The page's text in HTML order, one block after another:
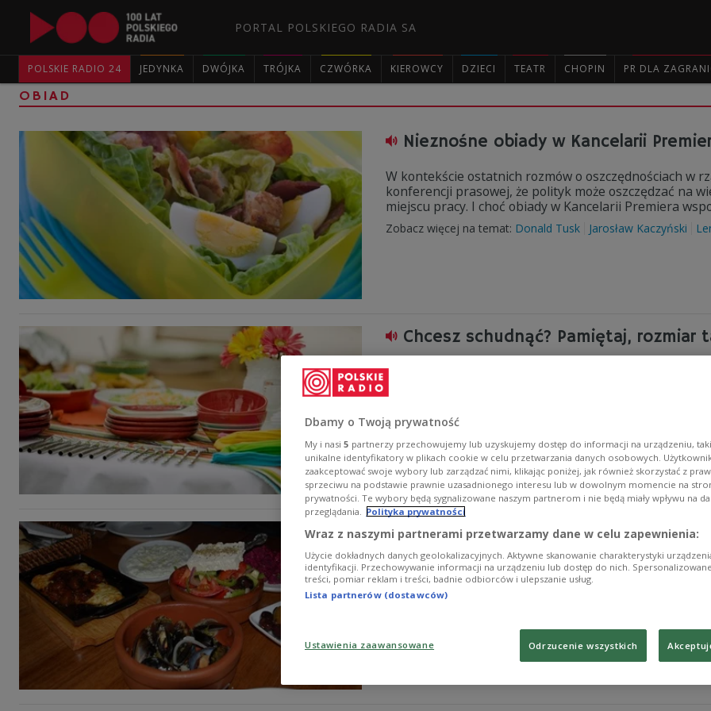
PORTAL POLSKIEGO RADIA SA
POLSKIE RADIO 24 JEDYNKA DWÓJKA TRÓJKA CZWÓRKA KIEROWCY DZIECI TEATR CHOPIN PR DLA
OBIAD
Nieznośne obiady w Kancelarii
W kontekście ostatnich rozmów o oszczędnościach w
konferencji prasowej, że polityk może oszczędzać na
miejscu pracy. I choć obiady w Kancelarii Premiera
Zobacz więcej na temat: Donald Tusk Jarosław Kaczyński
Chcesz schudnąć? Pamiętaj, rozmiar
- Z badań przeprowadzonych przez naukowców z
University wynika, że wielkość nakładanej porcji
Bednarek, psycholog poznawczy ze Szkoły Wyższej
talerza.
Zobacz więcej na temat: Agnieszka Stępień dieta kolacja
Zjedz obiad w międzynarodowym
Przełamywanie barier i oporów w stosunkach z
Bogata - obiad (nie tylko) polski". W najbliższą
ciekawego wydarzenia.
Dbamy o Twoją prywatność
My i nasi 5 partnerzy przechowujemy lub uzyskujemy dostęp do informacji na urządzeniu,
unikalne identyfikatory w plikach cookie w celu przetwarzania danych osobowych.
zaakceptować swoje wybory lub zarządzać nimi, klikając poniżej, jak również skorzystać z
sprzeciwu na podstawie prawnie uzasadnionego interesu lub w dowolnym momencie na
prywatności. Te wybory będą sygnalizowane naszym partnerom i nie będą miały wpływu na
przeglądania. Polityka prywatności
Wraz z naszymi partnerami przetwarzamy dane w celu zapewnienia:
Użycie dokładnych danych geolokalizacyjnych. Aktywne skanowanie charakterystyki
identyfikacji. Przechowywanie informacji na urządzeniu lub dostęp do nich.
treści, pomiar reklam i treści, badnie odbiorców i ulepszanie usług.
Lista partnerów (dostawców)
Ustawienia zaawansowane Odrzucenie wszystkich